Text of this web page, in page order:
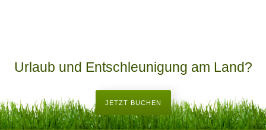
Urlaub und Entschleunigung am Land?
JETZT BUCHEN